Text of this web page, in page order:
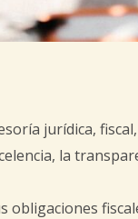
jurídica,
la